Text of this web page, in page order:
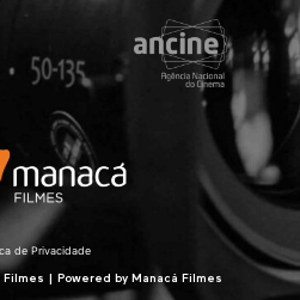
de Privacidade
| Powered by Manacá Filmes